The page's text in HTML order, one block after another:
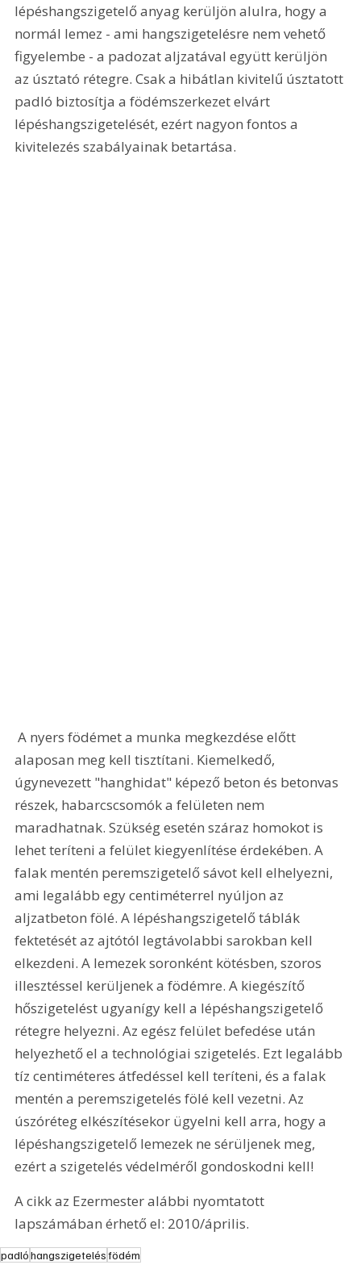
lépéshangszigetelő anyag kerüljön alulra, hogy a
normál lemez - ami hangszigetelésre nem vehető
figyelembe - a padozat aljzatával együtt kerüljön
az úsztató rétegre. Csak a hibátlan kivitelű úsztatott
padló biztosítja a födémszerkezet elvárt
lépéshangszigetelését, ezért nagyon fontos a
kivitelezés szabályainak betartása.
A nyers födémet a munka megkezdése előtt
alaposan meg kell tisztítani. Kiemelkedő,
úgynevezett "hanghidat" képező beton és betonvas
részek, habarcscsomók a felületen nem
maradhatnak. Szükség esetén száraz homokot is
lehet teríteni a felület kiegyenlítése érdekében. A
falak mentén peremszigetelő sávot kell elhelyezni,
ami legalább egy centiméterrel nyúljon az
aljzatbeton fölé. A lépéshangszigetelő táblák
fektetését az ajtótól legtávolabbi sarokban kell
elkezdeni. A lemezek soronként kötésben, szoros
illesztéssel kerüljenek a födémre. A kiegészítő
hőszigetelést ugyanígy kell a lépéshangszigetelő
rétegre helyezni. Az egész felület befedése után
helyezhető el a technológiai szigetelés. Ezt legalább
tíz centiméteres átfedéssel kell teríteni, és a falak
mentén a peremszigetelés fölé kell vezetni. Az
úszóréteg elkészítésekor ügyelni kell arra, hogy a
lépéshangszigetelő lemezek ne sérüljenek meg,
ezért a szigetelés védelméről gondoskodni kell!
A cikk az Ezermester alábbi nyomtatott
lapszámában érhető el: 2010/április.
padlóhangszigetelésfödém